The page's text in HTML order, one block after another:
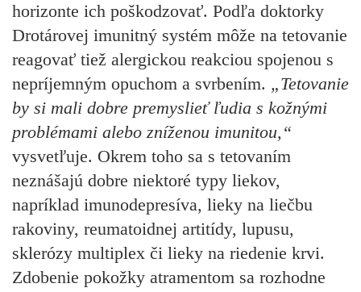
horizonte ich poškodzovať. Podľa doktorky
Drotárovej imunitný systém môže na tetovanie
reagovať tiež alergickou reakciou spojenou s
nepríjemným opuchom a svrbením. „Tetovanie
by si mali dobre premyslieť ľudia s kožnými
problémami alebo zníženou imunitou,“
vysvetľuje. Okrem toho sa s tetovaním
neznášajú dobre niektoré typy liekov,
napríklad imunodepresíva, lieky na liečbu
rakoviny, reumatoidnej artitídy, lupusu,
sklerózy multiplex či lieky na riedenie krvi.
Zdobenie pokožky atramentom sa rozhodne